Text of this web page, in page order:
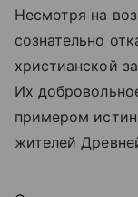
Несмотря на
сознательно
христианской
Их
примером
жителей